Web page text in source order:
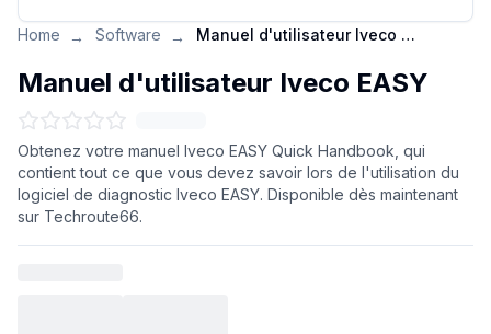
Home → Software → Manuel d'utilisateur Iveco EASY
Manuel d'utilisateur Iveco EASY
Obtenez votre manuel Iveco EASY Quick Handbook, qui
contient tout ce que vous devez savoir lors de l'utilisation du
logiciel de diagnostic Iveco EASY. Disponible dès maintenant
sur Techroute66.